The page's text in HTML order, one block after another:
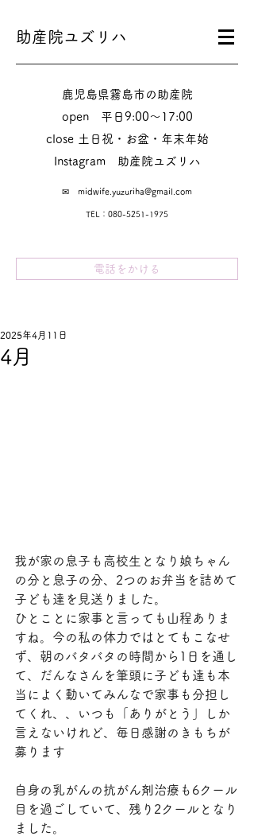
助産院ユズリハ
鹿児島県霧島市の助産院
​​open 平日9:00～17:00
close 土日祝・お盆・年末年始
Instagram​ 助産院ユズリハ
✉ midwife.yuzuriha@gmail.com
TEL：080-5251-1975
電話をかける
4月
2025年4月11日
我が家の息子も高校生となり娘ちゃん
の分と息子の分、2つのお弁当を詰めて
子ども達を見送りました。
ひとことに家事と言っても山程ありま
すね。今の私の体力ではとてもこなせ
ず、朝のバタバタの時間から1日を通し
て、だんなさんを筆頭に子ども達も本
当によく動いてみんなで家事も分担し
てくれ、、いつも「ありがとう」しか
言えないけれど、毎日感謝のきもちが
募ります
自身の乳がんの抗がん剤治療も6クール
目を過ごしていて、残り2クールとなり
ました。